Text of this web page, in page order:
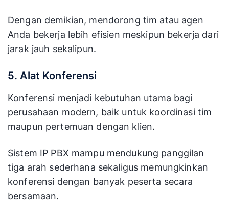
Dengan demikian, mendorong tim atau agen
Anda bekerja lebih efisien meskipun bekerja dari
jarak jauh sekalipun.
5. Alat Konferensi
Konferensi menjadi kebutuhan utama bagi
perusahaan modern, baik untuk koordinasi tim
maupun pertemuan dengan klien.
Sistem IP PBX mampu mendukung panggilan
tiga arah sederhana sekaligus memungkinkan
konferensi dengan banyak peserta secara
bersamaan.